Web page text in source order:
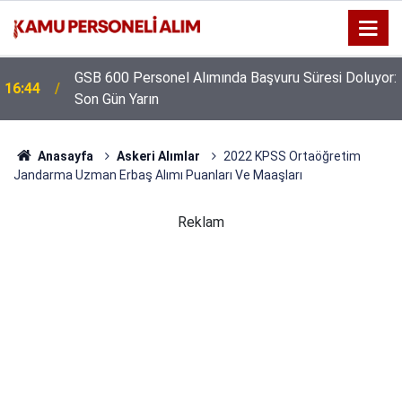
16:44
GSB 600 Personel Alımında Başvuru Süresi Doluyor:
Son Gün Yarın
Anasayfa Askeri Alımlar
2022 KPSS Ortaöğretim
Jandarma Uzman Erbaş Alımı Puanları Ve Maaşları
Reklam